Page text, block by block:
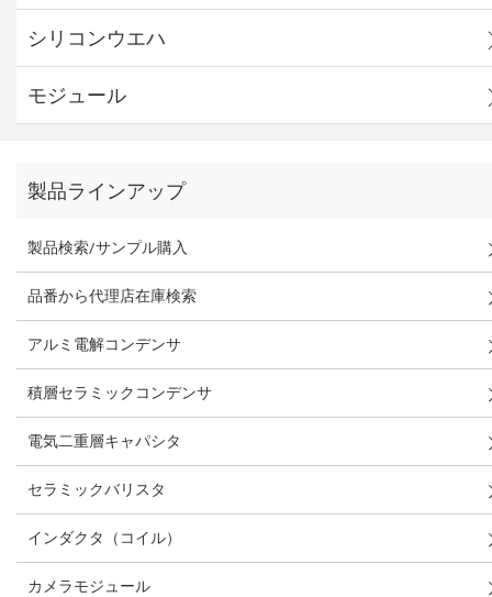
シリコンウエハ
モジュール
製品ラインアップ
製品検索/サンプル購入
品番から代理店在庫検索
アルミ電解コンデンサ
積層セラミックコンデンサ
電気二重層キャパシタ
セラミックバリスタ
インダクタ（コイル）
カメラモジュール